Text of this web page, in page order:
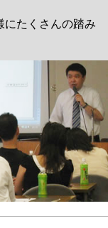
にたくさんの踏み